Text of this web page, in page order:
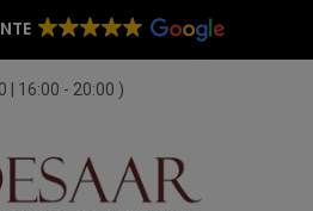
| 16:00 - 20:00 )